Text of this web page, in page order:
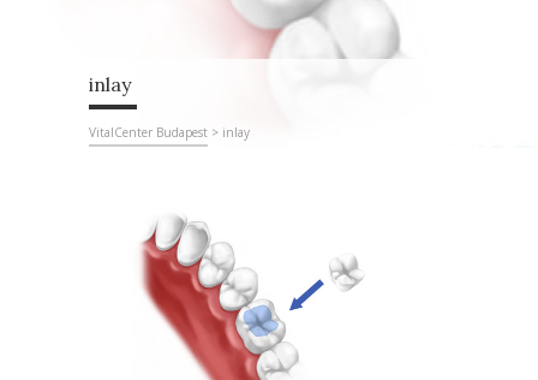
inlay
VitalCenter Budapest > inlay